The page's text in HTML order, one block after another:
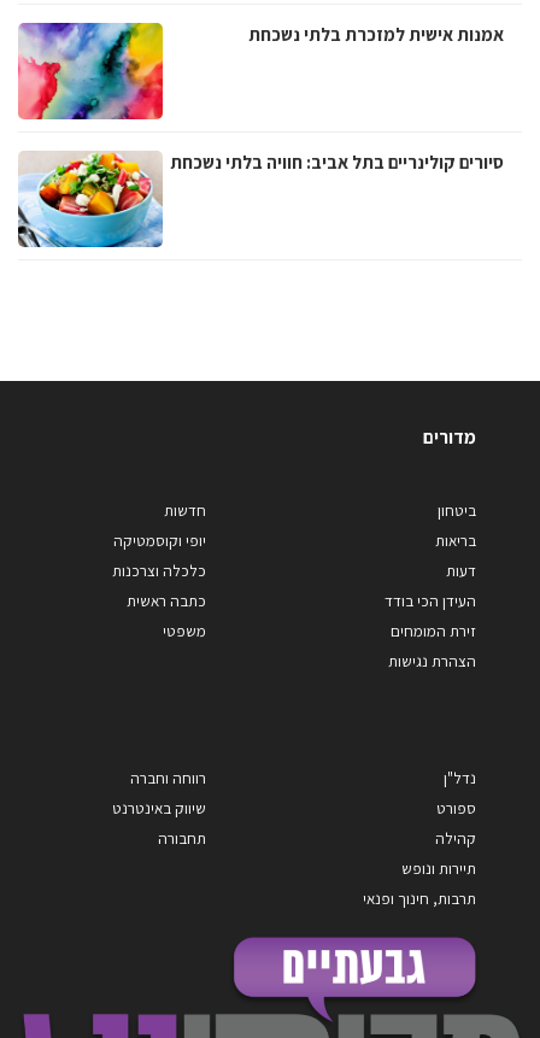
אמנות אישית למזכרת בלתי נשכחת
סיורים קולינריים בתל אביב: חוויה בלתי נשכחת
מדורים
ביטחון
בריאות
דעות
העידן הכי בודד
זירת המומחים
הצהרת נגישות
חדשות
יופי וקוסמטיקה
כלכלה וצרכנות
כתבה ראשית
משפטי
נדל"ן
ספורט
קהילה
תיירות ונופש
תרבות, חינוך ופנאי
רווחה וחברה
שיווק באינטרנט
תחבורה